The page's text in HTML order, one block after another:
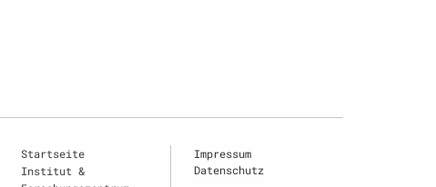
Startseite
Institut &
Impressum
Datenschutz